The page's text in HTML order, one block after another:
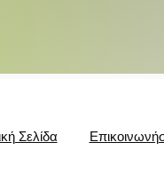
Σελίδα